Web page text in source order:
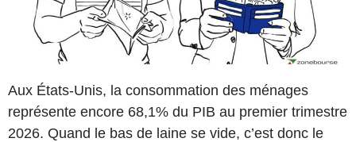
Aux États-Unis, la consommation des ménages
représente encore 68,1% du PIB au premier trimestre
2026. Quand le bas de laine se vide, c’est donc le